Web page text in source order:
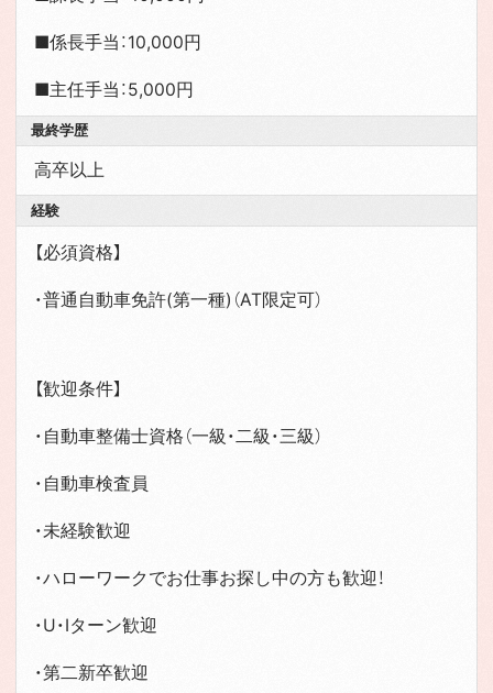
■係長手当：10,000円
■主任手当：5,000円
最終学歴
高卒以上
経験
【必須資格】
・普通自動車免許(第一種)（AT限定可）
【歓迎条件】
・自動車整備士資格（一級・二級・三級）
・自動車検査員
・未経験歓迎
・ハローワークでお仕事お探し中の方も歓迎！
・U・Iターン歓迎
・第二新卒歓迎